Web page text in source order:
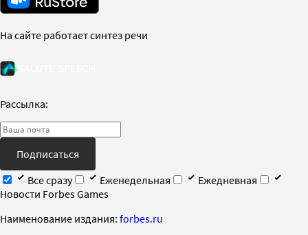
На сайте работает синтез речи
Рассылка:
Подписаться
Все сразу
Еженедельная
Ежедневная
Новости Forbes Games
Наименование издания: forbes.ru